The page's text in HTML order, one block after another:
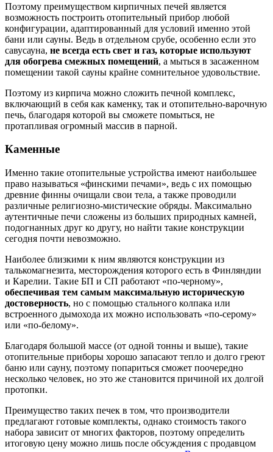
Поэтому преимуществом кирпичных печей является
возможность построить отопительный прибор любой
конфигурации, адаптированный для условий именно этой
бани или сауны. Ведь в отдельном срубе, особенно если это
савусауна, не всегда есть свет и газ, которые используют
для обогрева смежных помещений, а мыться в засаженном
помещении такой сауны крайне сомнительное удовольствие.
Поэтому из кирпича можно сложить печной комплекс,
включающий в себя как каменку, так и отопительно-варочную
печь, благодаря которой вы сможете помыться, не
протапливая огромный массив в парной.
Каменные
Именно такие отопительные устройства имеют наибольшее
право называться «финскими печами», ведь с их помощью
древние финны очищали свои тела, а также проводили
различные религиозно-мистические обряды. Максимально
аутентичные печи сложены из больших природных камней,
подогнанных друг ко другу, но найти такие конструкции
сегодня почти невозможно.
Наиболее близкими к ним являются конструкции из
талькомагнезита, месторождения которого есть в Финляндии
и Карелии. Такие БП и СП работают «по-черному»,
обеспечивая тем самым максимальную историческую
достоверность, но с помощью стального колпака или
встроенного дымохода их можно использовать «по-серому»
или «по-белому».
Благодаря большой массе (от одной тонны и выше), такие
отопительные приборы хорошо запасают тепло и долго греют
баню или сауну, поэтому попариться сможет поочередно
несколько человек, но это же становится причиной их долгой
протопки.
Преимущество таких печек в том, что производители
предлагают готовые комплекты, однако стоимость такого
набора зависит от многих факторов, поэтому определить
итоговую цену можно лишь после обсуждения с продавцом